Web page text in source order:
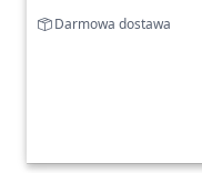
Darmowa dostawa